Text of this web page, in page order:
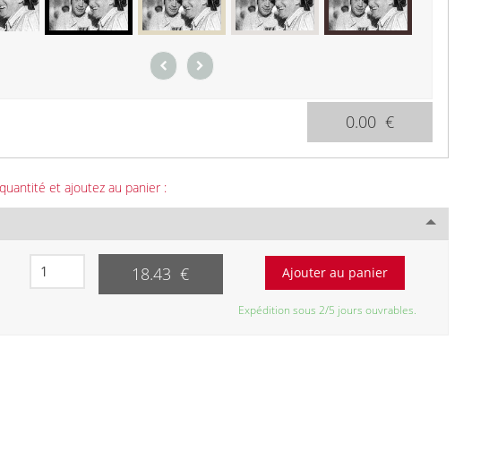
0.00 €
et ajoutez au panier :
18.43 €
Expédition sous 2/5 jours ouvrables.